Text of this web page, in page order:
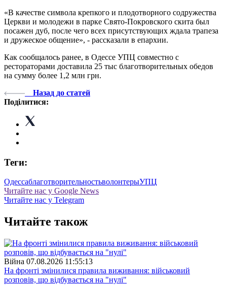
«В качестве символа крепкого и плодотворного содружества
Церкви и молодежи в парке Свято-Покровского скита был
посажен дуб, после чего всех присутствующих ждала трапеза
и дружеское общение», - рассказали в епархии.
Как сообщалось ранее, в Одессе УПЦ совместно с
рестораторами доставила 25 тыс благотворительных обедов
на сумму более 1,2 млн грн.
Назад до статей
Поділитися:
Теги:
ОдессаблаготворительностьволонтерыУПЦ
Читайте нас у Google News
Читайте нас у Telegram
Читайте також
Війна 07.08.2026 11:55:13
На фронті змінилися правила виживання: військовий
розповів, що відбувається на "нулі"